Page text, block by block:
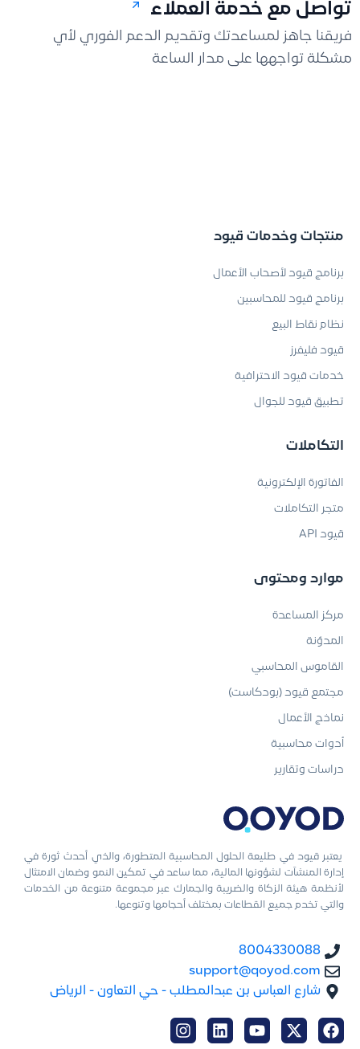
تواصل مع خدمة العملاء
فريقنا جاهز لمساعدتك وتقديم الدعم الفوري لأي
مشكلة تواجهها على مدار الساعة
يعتبر قيود في طليعة الحلول المحاسبية المتطورة، والذي أحدث ثورة في
إدارة المنشآت لشؤونها المالية، مما ساعد في تمكين النمو وضمان الامتثال
لأنظمة هيئة الزكاة والضريبة والجمارك عبر مجموعة متنوعة من الخدمات
والتي تخدم جميع القطاعات بمختلف أحجامها وتنوعها.
8004330088
support@qoyod.com
شارع العباس بن عبدالمطلب - حي التعاون - الرياض
منتجات وخدمات قيود
برنامج قيود لأصحاب الأعمال
برنامج قيود للمحاسبين
نظام نقاط البيع
قيود فليفرز
خدمات قيود الاحترافية
تطبيق قيود للجوال
التكاملات
الفاتورة الإلكترونية
متجر التكاملات
قيود API
موارد ومحتوى
مركز المساعدة
المدوّنة
القاموس المحاسبي
مجتمع قيود (بودكاست)
نماذج الأعمال
أدوات محاسبية
دراسات وتقارير